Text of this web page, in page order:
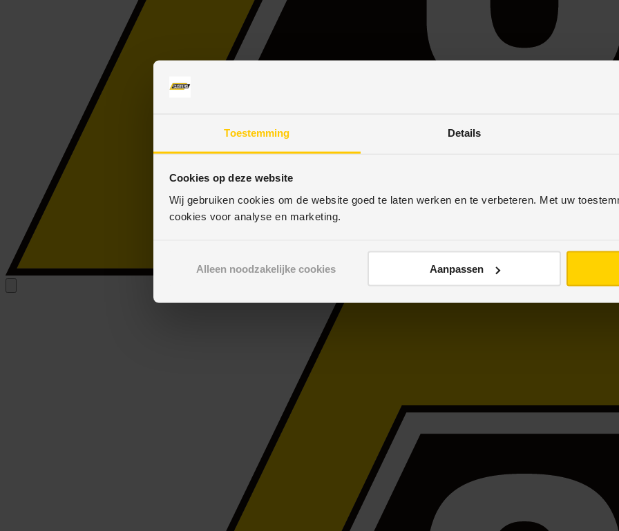
Toestemming Details
Cookies op deze website
Wij gebruiken cookies om de website goed te laten werken en te verbeteren. Met uw
cookies voor analyse en marketing.
Alleen noodzakelijke cookies Aanpassen